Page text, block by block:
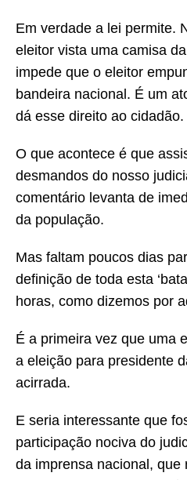
Em verdade a lei permite.
eleitor vista uma camisa
impede que o eleitor
bandeira nacional. É um
dá esse direito ao cidadão.
O que acontece é que
desmandos do nosso
comentário levanta de
da população.
Mas faltam poucos dias
definição de toda esta
horas, como dizemos por
É a primeira vez que uma
a eleição para presidente
acirrada.
E seria interessante que
participação nociva do
da imprensa nacional, que